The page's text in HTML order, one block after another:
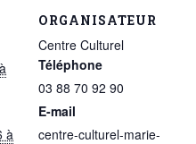
à
ORGANISATEUR
Centre Culturel
Téléphone
03 88 70 92 90
E-mail
centre-culturel-marie-